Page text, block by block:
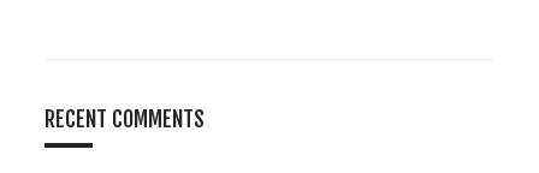
RECENT COMMENTS